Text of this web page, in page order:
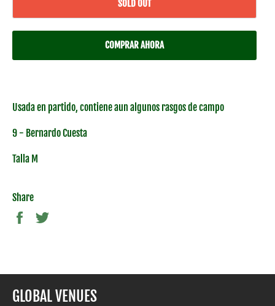
SOLD OUT
COMPRAR AHORA
Usada en partido, contiene aun algunos rasgos de campo
9 - Bernardo Cuesta
Talla M
Share
Facebook
GLOBAL VENUES